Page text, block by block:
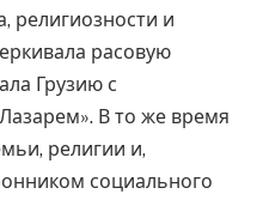
религиозности и
расовую
Грузию с
В то же время
религии и,
социального